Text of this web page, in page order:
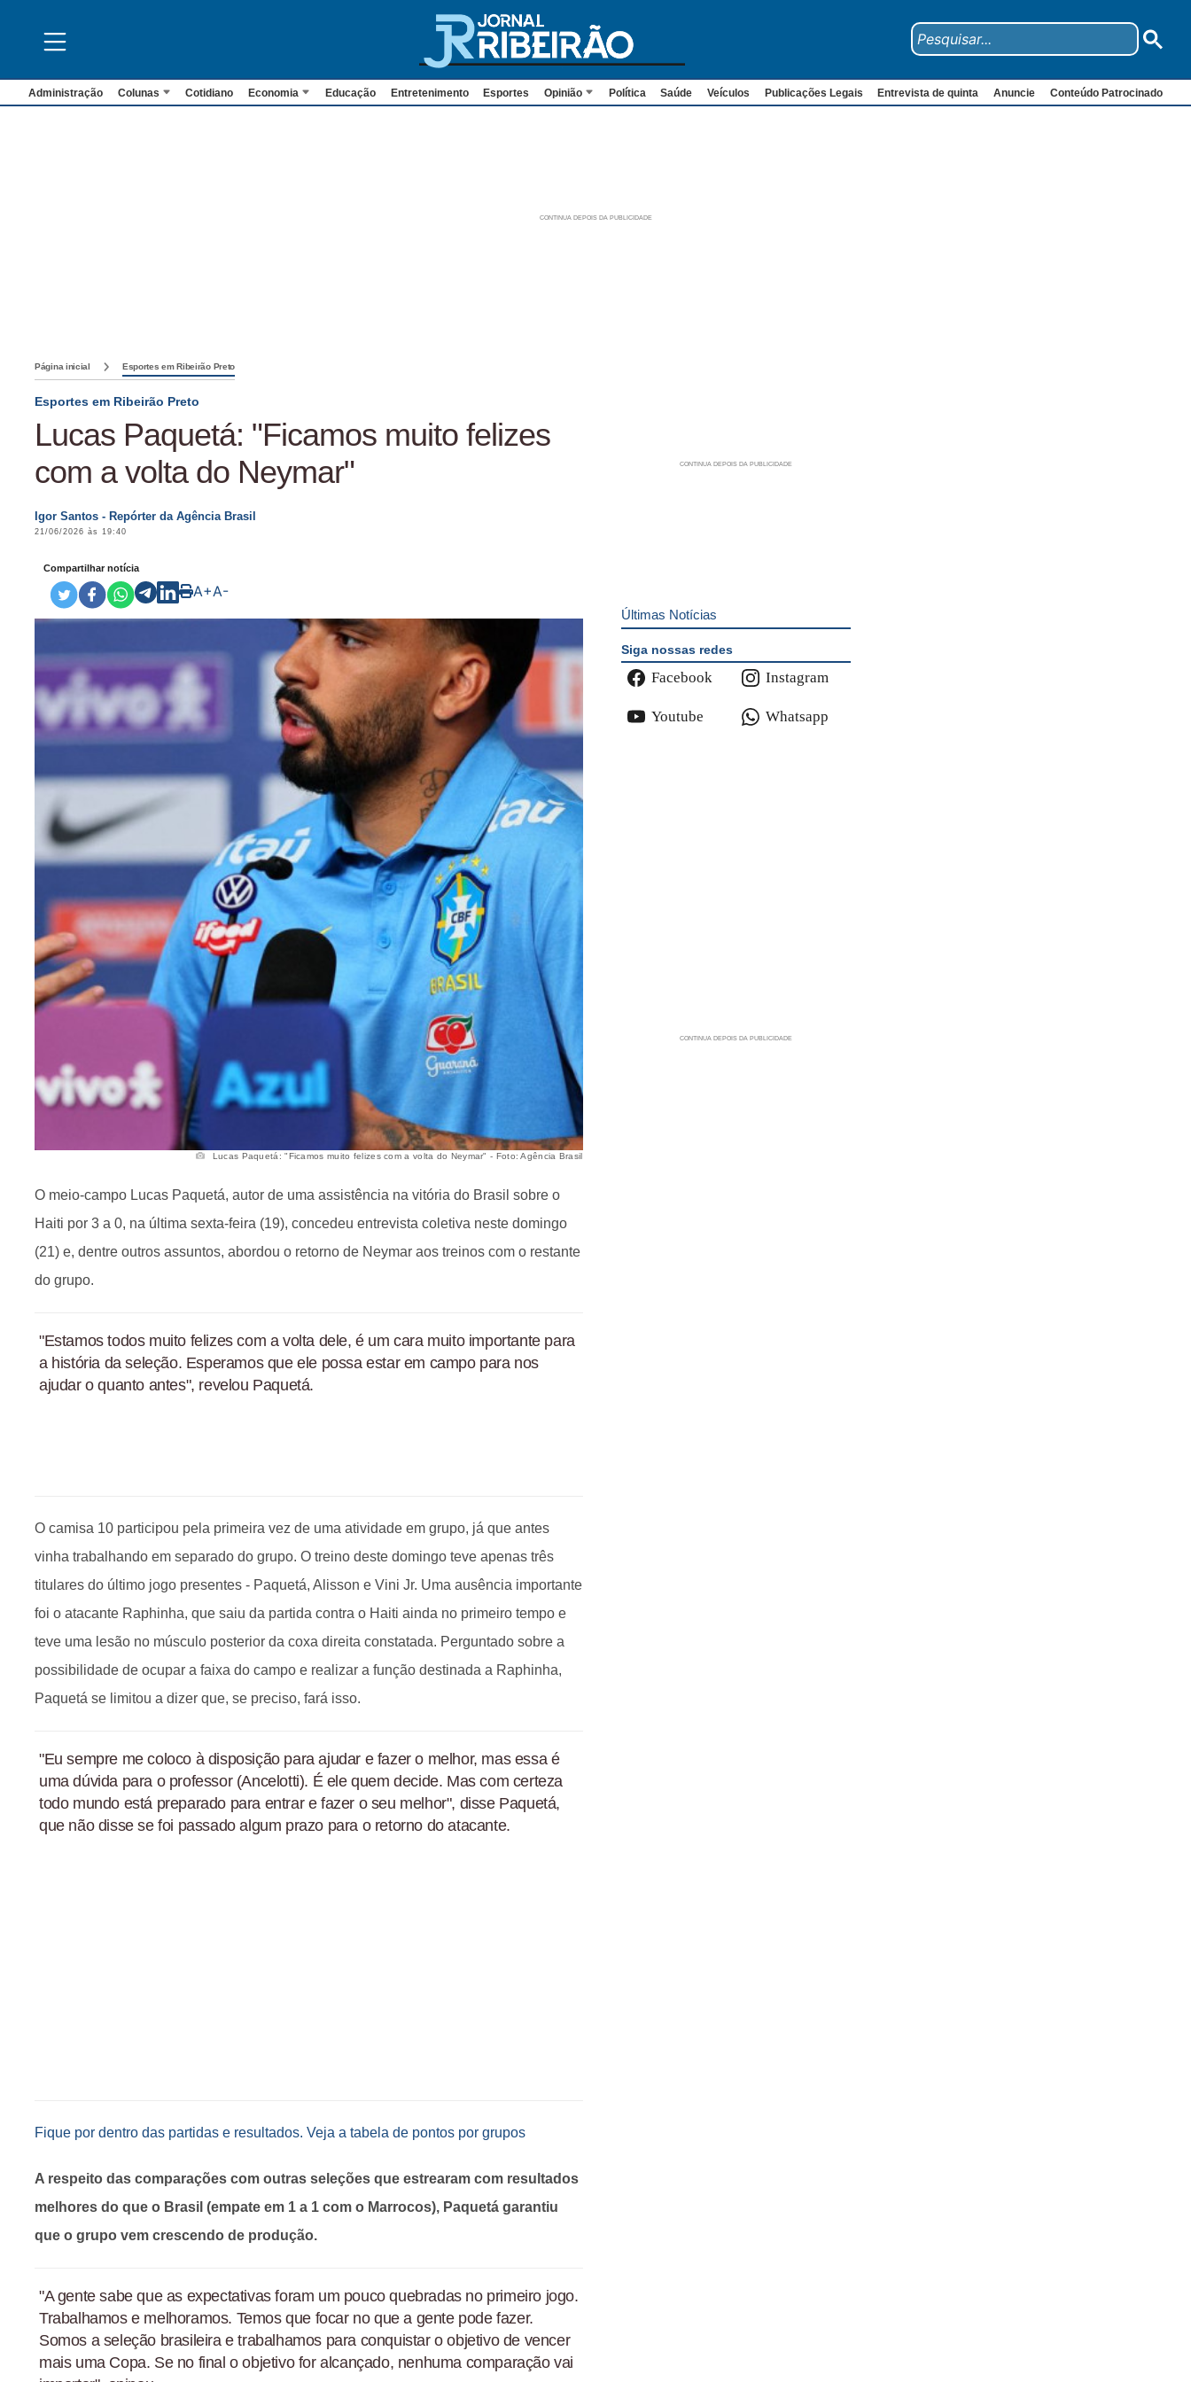
Administração Colunas Cotidiano Economia Educação Entretenimento Esportes Opinião Política Saúde Veículos Publicações Legais Entrevista de quinta Anuncie Conteúdo Patrocinado
Página inicial Esportes em Ribeirão Preto
Esportes em Ribeirão Preto
Lucas Paquetá: "Ficamos muito felizes
com a volta do Neymar"
Igor Santos - Repórter da Agência Brasil
21/06/2026 às 19:40
Compartilhar notícia
A+A-
Lucas Paquetá: "Ficamos muito felizes com a volta do Neymar" - Foto: Agência Brasil
O meio-campo Lucas Paquetá, autor de uma assistência na vitória do Brasil sobre o
Haiti por 3 a 0, na última sexta-feira (19), concedeu entrevista coletiva neste domingo
(21) e, dentre outros assuntos, abordou o retorno de Neymar aos treinos com o restante
do grupo.
"Estamos todos muito felizes com a volta dele, é um cara muito importante para
a história da seleção. Esperamos que ele possa estar em campo para nos
ajudar o quanto antes", revelou Paquetá.
O camisa 10 participou pela primeira vez de uma atividade em grupo, já que antes
vinha trabalhando em separado do grupo. O treino deste domingo teve apenas três
titulares do último jogo presentes - Paquetá, Alisson e Vini Jr. Uma ausência importante
foi o atacante Raphinha, que saiu da partida contra o Haiti ainda no primeiro tempo e
teve uma lesão no músculo posterior da coxa direita constatada. Perguntado sobre a
possibilidade de ocupar a faixa do campo e realizar a função destinada a Raphinha,
Paquetá se limitou a dizer que, se preciso, fará isso.
"Eu sempre me coloco à disposição para ajudar e fazer o melhor, mas essa é
uma dúvida para o professor (Ancelotti). É ele quem decide. Mas com certeza
todo mundo está preparado para entrar e fazer o seu melhor", disse Paquetá,
que não disse se foi passado algum prazo para o retorno do atacante.
Fique por dentro das partidas e resultados. Veja a tabela de pontos por grupos
A respeito das comparações com outras seleções que estrearam com resultados
melhores do que o Brasil (empate em 1 a 1 com o Marrocos), Paquetá garantiu
que o grupo vem crescendo de produção.
"A gente sabe que as expectativas foram um pouco quebradas no primeiro jogo.
Trabalhamos e melhoramos. Temos que focar no que a gente pode fazer.
Somos a seleção brasileira e trabalhamos para conquistar o objetivo de vencer
mais uma Copa. Se no final o objetivo for alcançado, nenhuma comparação vai
Últimas Notícias
Siga nossas redes
Facebook Instagram
Youtube Whatsapp